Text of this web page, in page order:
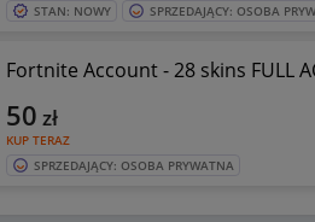
STAN: NOWY SPRZEDAJĄCY: OSOBA
Fortnite Account - 28 skins FULL
KUP TERAZ
50 zł
SPRZEDAJĄCY: OSOBA PRYWATNA